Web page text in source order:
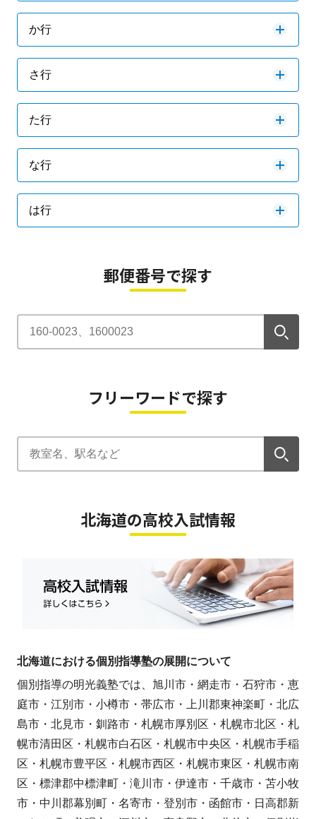
か行
さ行
た行
な行
は行
郵便番号で探す
フリーワードで探す
北海道の高校入試情報
北海道における個別指導塾の展開について
個別指導の明光義塾では、旭川市・網走市・石狩市・恵
庭市・江別市・小樽市・帯広市・上川郡東神楽町・北広
島市・北見市・釧路市・札幌市厚別区・札幌市北区・札
幌市清田区・札幌市白石区・札幌市中央区・札幌市手稲
区・札幌市豊平区・札幌市西区・札幌市東区・札幌市南
区・標津郡中標津町・滝川市・伊達市・千歳市・苫小牧
市・中川郡幕別町・名寄市・登別市・函館市・日高郡新